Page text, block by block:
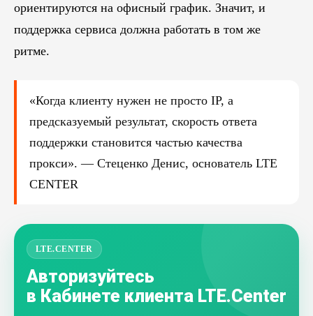
ориентируются на офисный график. Значит, и
поддержка сервиса должна работать в том же
ритме.
«Когда клиенту нужен не просто IP, а
предсказуемый результат, скорость ответа
поддержки становится частью качества
прокси». — Стеценко Денис, основатель LTE
CENTER
LTE.CENTER
Авторизуйтесь
в Кабинете клиента LTE.Center